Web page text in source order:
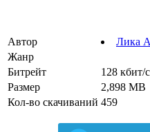
Автор
Лика
Жанр
Битрейт
128 кбит/с
Размер
2,898 MB
Кол-во скачиваний 459